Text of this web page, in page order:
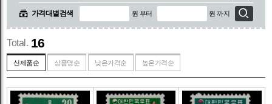
가격대별검색 원 부터 원 까지
Total. 16
신제품순 상품명순 낮은가격순 높은가격순